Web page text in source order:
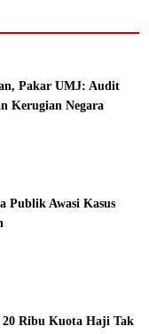
Pakar UMJ: Audit
Kerugian Negara
Publik Awasi Kasus
Ribu Kuota Haji Tak